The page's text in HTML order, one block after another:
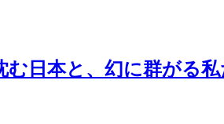
む日本と、幻に群がる